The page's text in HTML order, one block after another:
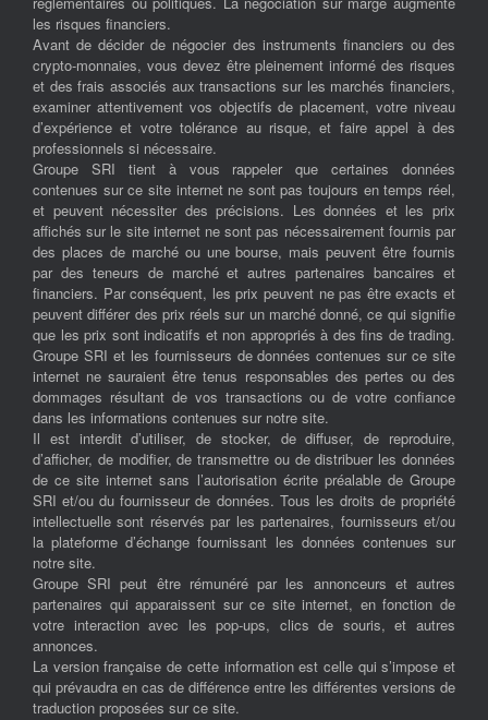
les risques financiers.
Avant de décider de négocier des instruments financiers ou des
crypto-monnaies, vous devez être pleinement informé des risques
et des frais associés aux transactions sur les marchés financiers,
examiner attentivement vos objectifs de placement, votre niveau
d’expérience et votre tolérance au risque, et faire appel à des
professionnels si nécessaire.
Groupe SRI tient à vous rappeler que certaines données
contenues sur ce site internet ne sont pas toujours en temps réel,
et peuvent nécessiter des précisions. Les données et les prix
affichés sur le site internet ne sont pas nécessairement fournis par
des places de marché ou une bourse, mais peuvent être fournis
par des teneurs de marché et autres partenaires bancaires et
financiers. Par conséquent, les prix peuvent ne pas être exacts et
peuvent différer des prix réels sur un marché donné, ce qui signifie
que les prix sont indicatifs et non appropriés à des fins de trading.
Groupe SRI et les fournisseurs de données contenues sur ce site
internet ne sauraient être tenus responsables des pertes ou des
dommages résultant de vos transactions ou de votre confiance
dans les informations contenues sur notre site.
Il est interdit d’utiliser, de stocker, de diffuser, de reproduire,
d’afficher, de modifier, de transmettre ou de distribuer les données
de ce site internet sans l’autorisation écrite préalable de Groupe
SRI et/ou du fournisseur de données. Tous les droits de propriété
intellectuelle sont réservés par les partenaires, fournisseurs et/ou
la plateforme d’échange fournissant les données contenues sur
notre site.
Groupe SRI peut être rémunéré par les annonceurs et autres
partenaires qui apparaissent sur ce site internet, en fonction de
votre interaction avec les pop-ups, clics de souris, et autres
annonces.
La version française de cette information est celle qui s’impose et
qui prévaudra en cas de différence entre les différentes versions de
traduction proposées sur ce site.